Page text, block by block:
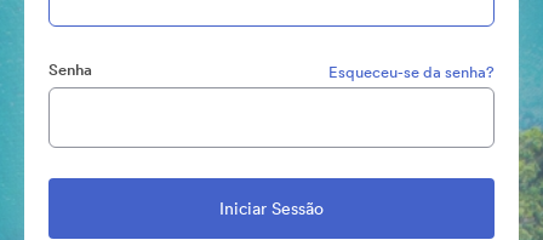
Senha Esqueceu-se da senha?